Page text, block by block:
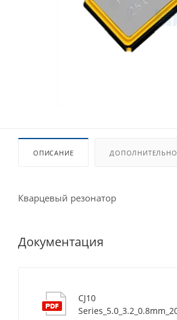
ОПИСАНИЕ ДОПОЛНИТЕЛЬНО
Кварцевый резонатор
Документация
CJ10